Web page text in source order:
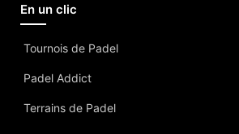
En un clic
Tournois de Padel
Padel Addict
Terrains de Padel